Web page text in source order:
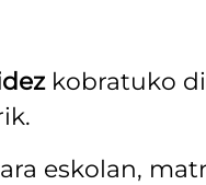
kobratuko
eskolan,